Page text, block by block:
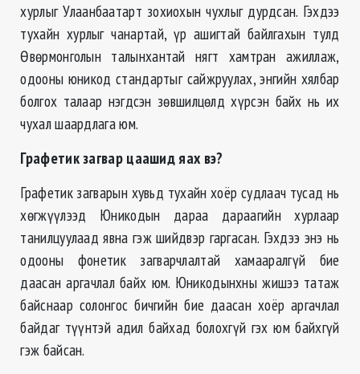
хурлыг Улаанбаатарт зохиохын чухлыг дурдсан. Гэхдээ
тухайн хурлыг чанартай, үр ашигтай байлгахын тулд
Өвөрмонголын талынхантай нягт хамтран ажиллаж,
одооны юникод стандартыг сайжруулах, энгийн хялбар
болгох талаар нэгдсэн зөвшилцөлд хүрсэн байх нь их
чухал шаардлага юм.
Графетик загвар цаашид яах вэ?
Графетик загварын хувьд тухайн хоёр судлаач тусад нь
хөгжүүлээд Юникодын дараа дараагийн хурлаар
танилцуулаад явна гэж шийдвэр гаргасан. Гэхдээ энэ нь
одооны фонетик загварчлалтай хамааралгүй бие
даасан аргачлал байх юм. Юникодынхны жишээ татаж
байснаар солонгос бичгийн бие даасан хоёр аргачлал
байдаг түүнтэй адил байхад болохгүй гэх юм байхгүй
гэж байсан.